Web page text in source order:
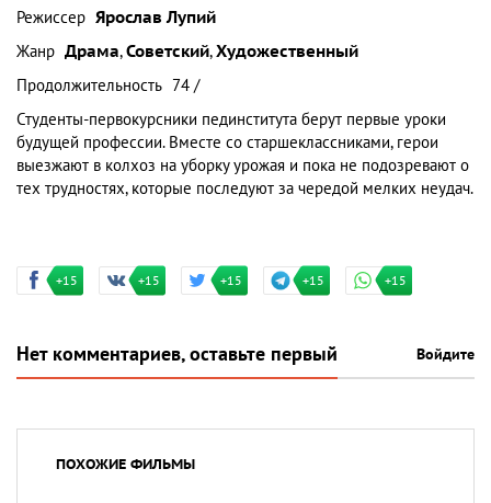
Режиссер Ярослав Лупий
Жанр Драма,Советский,Художественный
Продолжительность 74 /
Студенты-первокурсники пединститута берут первые уроки
будущей профессии. Вместе со старшеклассниками, герои
выезжают в колхоз на уборку урожая и пока не подозревают о
тех трудностях, которые последуют за чередой мелких неудач.
+15 +15 +15 +15 +15
Нет комментариев, оставьте первый Войдите
ПОХОЖИЕ ФИЛЬМЫ